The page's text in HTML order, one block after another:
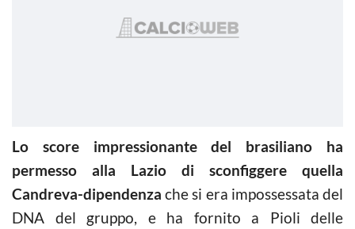
Lo score impressionante del brasiliano ha
permesso alla Lazio di sconfiggere quella
Candreva-dipendenza che si era impossessata del
DNA del gruppo, e ha fornito a Pioli delle